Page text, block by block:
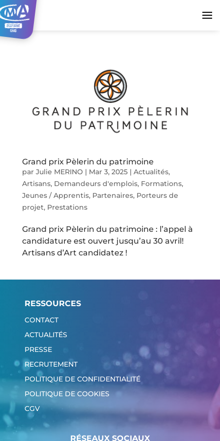
Grand prix Pèlerin du patrimoine
par Julie MERINO | Mar 3, 2025| Actualités,
Artisans, Demandeurs d'emplois, Formations,
Jeunes / Apprentis, Partenaires, Porteurs de
projet, Prestations
Grand prix Pèlerin du patrimoine : l’appel à
candidature est ouvert jusqu’au 30 avril!
Artisans d’Art candidatez !
RESSOURCES
CONTACT
ACTUALITÉS
PRESSE
RECRUTEMENT
POLITIQUE DE CONFIDENTIALITÉ
POLITIQUE DE COOKIES
CGV
RÉSEAUX SOCIAUX